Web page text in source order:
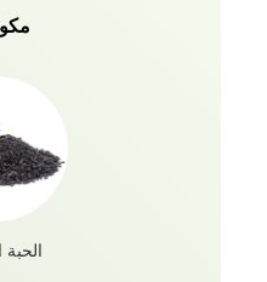
تغذية مكثفة لشعرك
الجفاف والتلف إلى ناعم
قناع الشعر مصنوع
المتقصفة أو الشعر
الحبة